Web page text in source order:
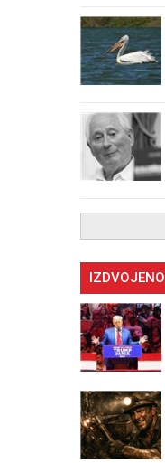
IZDVOJENO